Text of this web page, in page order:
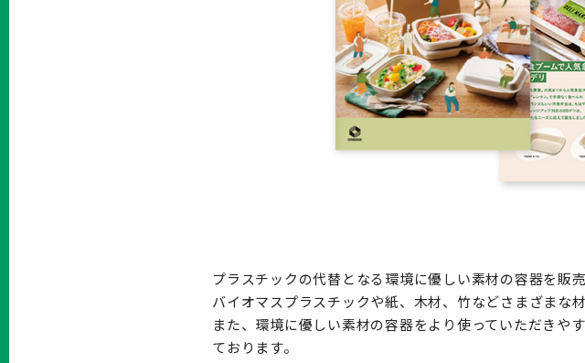
プラスチックの代替となる環境に優しい素材の容器を販
バイオマスプラスチックや紙、木材、竹などさまざまな
また、環境に優しい素材の容器をより使っていただき
ております。